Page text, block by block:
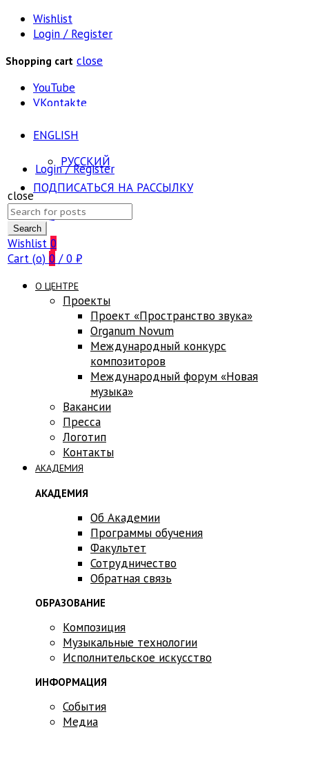
Wishlist
Login / Register
Shopping cart close
YouTube
VKontakte
ENGLISH
РУССКИЙ
ПОДПИСАТЬСЯ НА РАССЫЛКУ
FAQ
Login / Register
close
Search
for:
Search
Wishlist 0
Cart (o) 0 / 0 ₽
О ЦЕНТРЕ
Проекты
Проект «Пространство звука»
Оrganum Novum
Международный конкурс
композиторов
Международный форум «Новая
музыка»
Вакансии
Пресса
Логотип
Контакты
АКАДЕМИЯ
АКАДЕМИЯ
Об Академии
Программы обучения
Факультет
Сотрудничество
Обратная связь
ОБРАЗОВАНИЕ
Композиция
Музыкальные технологии
Исполнительское искусство
ИНФОРМАЦИЯ
События
Медиа